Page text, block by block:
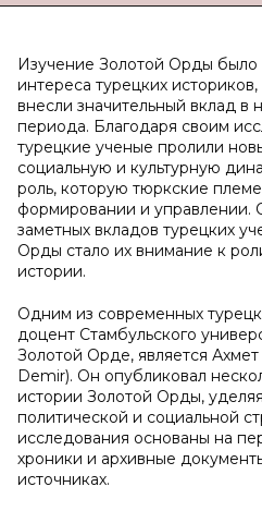
Изучение Золотой Орды было
интереса турецких
внесли значительный вклад в
периода. Благодаря своим
турецкие ученые пролили
социальную и культурную
роль, которую тюркские
формировании и управлении.
заметных вкладов турецких
Орды стало их внимание к
истории.
Одним из современных
доцент Стамбульского
Золотой Орде, является
Demir). Он опубликовал
истории Золотой Орды,
политической и социальной
исследования основаны на
хроники и архивные
источниках.